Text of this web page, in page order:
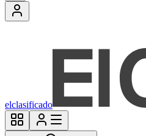
elclasificado